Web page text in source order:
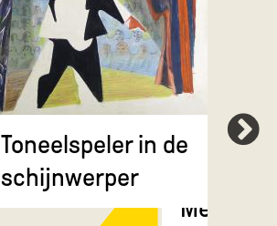
Toneelspeler in de
schijnwerper
Meisje